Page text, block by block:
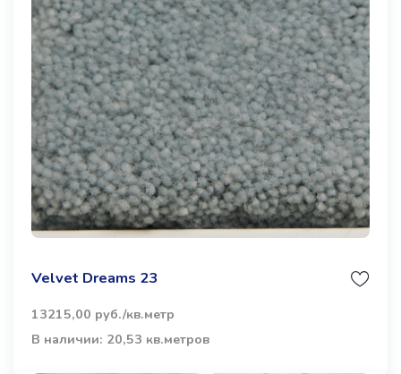
Velvet Dreams 23
13215,00 руб./кв.метр
В наличии: 20,53 кв.метров